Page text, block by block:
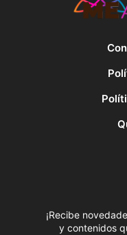
¡Recibe
y contenidos